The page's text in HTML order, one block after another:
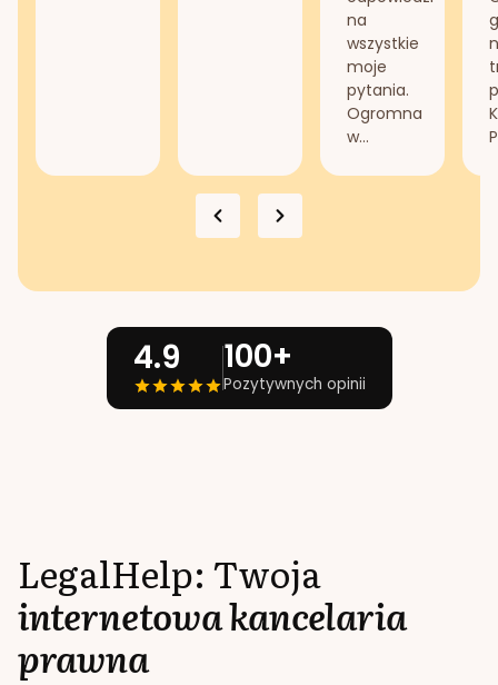
na
wszystkie
moje
pytania.
Ogromna
w...
4.9 100+
Pozytywnych opinii
LegalHelp: Twoja
internetowa kancelaria
prawna